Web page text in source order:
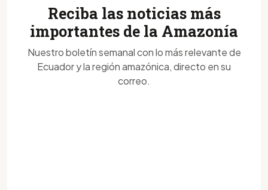
Reciba las noticias más
importantes de la Amazonía
Nuestro boletín semanal con lo más relevante de
Ecuador y la región amazónica, directo en su
correo.